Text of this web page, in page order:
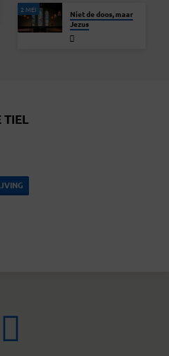
2 MEI
Niet de doos, maar
Jezus
TIEL